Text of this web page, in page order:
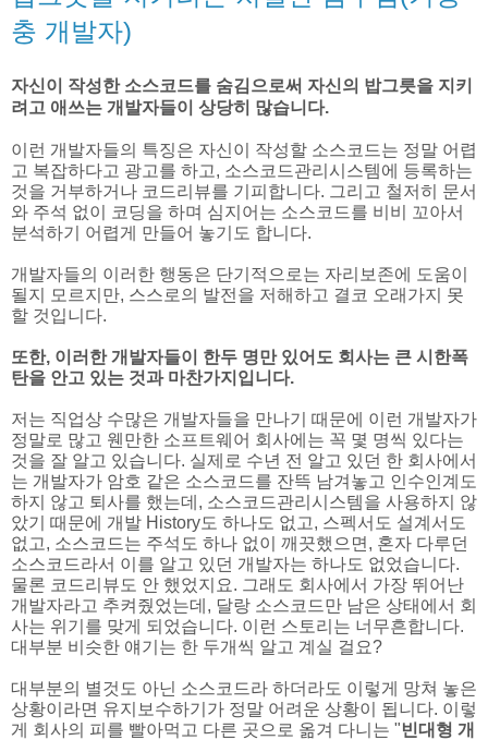
충 개발자)
자신이 작성한 소스코드를 숨김으로써 자신의 밥그릇을 지키
려고 애쓰는 개발자들이 상당히 많습니다.
이런 개발자들의 특징은 자신이 작성할 소스코드는 정말 어렵
고 복잡하다고 광고를 하고, 소스코드관리시스템에 등록하는
것을 거부하거나 코드리뷰를 기피합니다. 그리고 철저히 문서
와 주석 없이 코딩을 하며 심지어는 소스코드를 비비 꼬아서
분석하기 어렵게 만들어 놓기도 합니다.
개발자들의 이러한 행동은 단기적으로는 자리보존에 도움이
될지 모르지만, 스스로의 발전을 저해하고 결코 오래가지 못
할 것입니다.
또한, 이러한 개발자들이 한두 명만 있어도 회사는 큰 시한폭
탄을 안고 있는 것과 마찬가지입니다.
저는 직업상 수많은 개발자들을 만나기 때문에 이런 개발자가
정말로 많고 웬만한 소프트웨어 회사에는 꼭 몇 명씩 있다는
것을 잘 알고 있습니다. 실제로 수년 전 알고 있던 한 회사에서
는 개발자가 암호 같은 소스코드를 잔뜩 남겨놓고 인수인계도
하지 않고 퇴사를 했는데, 소스코드관리시스템을 사용하지 않
았기 때문에 개발 History도 하나도 없고, 스펙서도 설계서도
없고, 소스코드는 주석도 하나 없이 깨끗했으면, 혼자 다루던
소스코드라서 이를 알고 있던 개발자는 하나도 없었습니다.
물론 코드리뷰도 안 했었지요. 그래도 회사에서 가장 뛰어난
개발자라고 추켜줬었는데, 달랑 소스코드만 남은 상태에서 회
사는 위기를 맞게 되었습니다. 이런 스토리는 너무흔합니다.
대부분 비슷한 얘기는 한 두개씩 알고 계실 걸요?
대부분의 별것도 아닌 소스코드라 하더라도 이렇게 망쳐 놓은
상황이라면 유지보수하기가 정말 어려운 상황이 됩니다. 이렇
게 회사의 피를 빨아먹고 다른 곳으로 옮겨 다니는 "빈대형 개